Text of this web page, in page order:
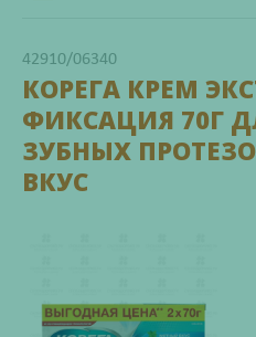
42910/06340
КОРЕГА КРЕМ
ФИКСАЦИЯ 70Г
ЗУБНЫХ
ВКУС